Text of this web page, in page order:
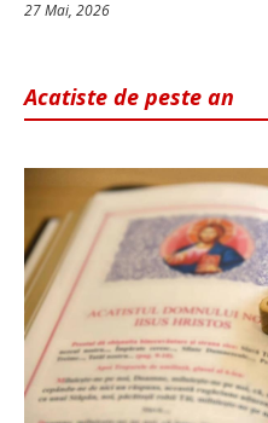
27 Mai, 2026
Acatiste de peste an